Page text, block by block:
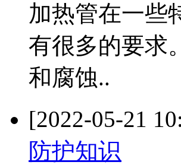
加热管在一些
有很多的要求
和腐蚀..
[2022-05-21
防护知识